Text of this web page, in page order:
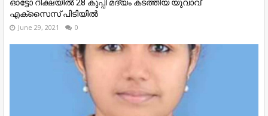
ഓട്ടോ റിക്ഷയിൽ 28 കുപ്പി മദ്യം കടത്തിയ യുവാവ്
എക്സൈസ് പിടിയിൽ
June 29, 2021 0